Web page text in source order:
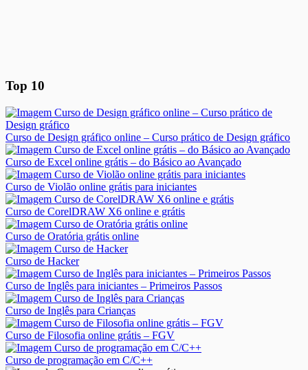
Top 10
Curso de Design gráfico online – Curso prático de Design gráfico
Curso de Excel online grátis – do Básico ao Avançado
Curso de Violão online grátis para iniciantes
Curso de CorelDRAW X6 online e grátis
Curso de Oratória grátis online
Curso de Hacker
Curso de Inglês para iniciantes – Primeiros Passos
Curso de Inglês para Crianças
Curso de Filosofia online grátis – FGV
Curso de programação em C/C++